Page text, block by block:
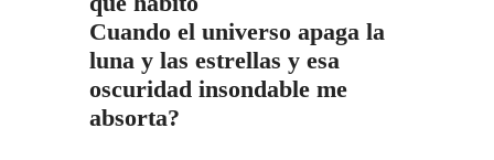
Cuando el universo apaga la
luna y las estrellas y esa
oscuridad insondable me
absorta?